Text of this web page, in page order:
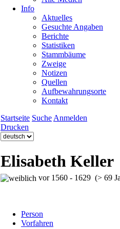
Info
Aktuelles
Gesuchte Angaben
Berichte
Statistiken
Stammbäume
Zweige
Notizen
Quellen
Aufbewahrungsorte
Kontakt
Startseite Suche Anmelden
Drucken
Elisabeth Keller
vor 1560 - 1629 (> 69
Person
Vorfahren